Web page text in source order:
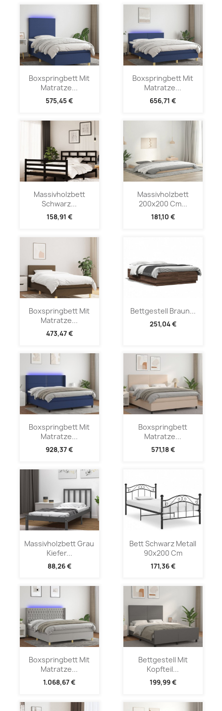
Boxspringbett Mit
Matratze...
575,45 €
Boxspringbett Mit
Matratze...
656,71 €
Massivholzbett
Schwarz...
158,91 €
Massivholzbett
200x200 Cm...
181,10 €
Boxspringbett Mit
Matratze...
473,47 €
Bettgestell Braun...
251,04 €
Boxspringbett Mit
Matratze...
928,37 €
Boxspringbett
Matratze...
571,18 €
Massivholzbett Grau
Kiefer...
88,26 €
Bett Schwarz Metall
90x200 Cm
171,36 €
Boxspringbett Mit
Matratze...
1.068,67 €
Bettgestell Mit
Kopfteil...
199,99 €